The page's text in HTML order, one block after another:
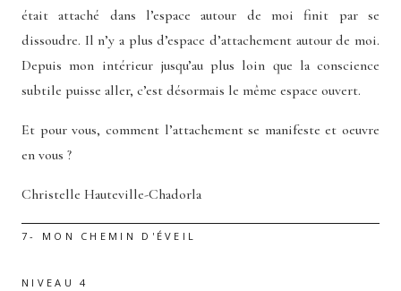
était attaché dans l’espace autour de moi finit par se
dissoudre. Il n’y a plus d’espace d’attachement autour de moi.
Depuis mon intérieur jusqu’au plus loin que la conscience
subtile puisse aller, c’est désormais le même espace ouvert.
Et pour vous, comment l’attachement se manifeste et oeuvre
en vous ?
Christelle Hauteville-Chadorla
7- MON CHEMIN D'ÉVEIL
NIVEAU 4